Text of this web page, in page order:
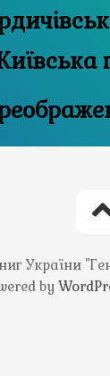
України
by